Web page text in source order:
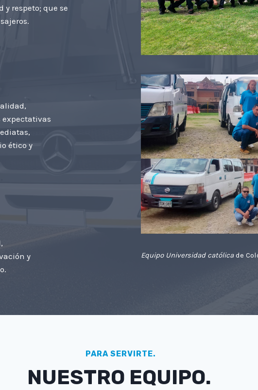
respeto; que se
expectativas
ético y
y
Equipo Universidad católicade
PARA SERVIRTE.
NUESTRO EQUIPO.